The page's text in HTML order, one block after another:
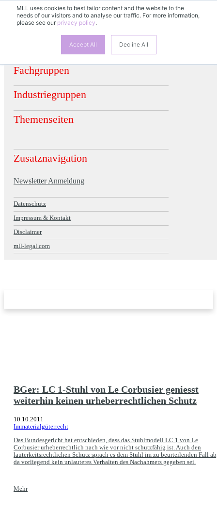
MLL uses cookies to best tailor content and the website to the
needs of our visitors and to analyse our traffic. For more information,
please see our privacy policy.
Accept All Decline All
DE
EN
FR ES
Fachgruppen
Industriegruppen
Themenseiten
Zusatznavigation
Newsletter Anmeldung
Datenschutz
Impressum & Kontakt
Disclaimer
mll-legal.com
BGer: LC 1-Stuhl von Le Corbusier geniesst
weiterhin keinen urheberrechtlichen Schutz
10.10.2011
Immaterialgüterrecht
Das Bundesgericht hat entschieden, dass das Stuhlmodell LC 1 von Le
Corbusier urheberrechtlich nach wie vor nicht schutzfähig ist. Auch den
lauterkeitsrechtlichen Schutz sprach es dem Stuhl im zu beurteilenden Fall
da vorliegend kein unlauteres Verhalten des Nachahmers gegeben sei.
Mehr